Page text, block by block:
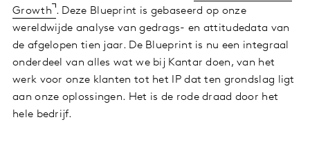
Growth . Deze Blueprint is gebaseerd op onze
wereldwijde analyse van gedrags- en attitudedata van
de afgelopen tien jaar. De Blueprint is nu een integraal
onderdeel van alles wat we bij Kantar doen, van het
werk voor onze klanten tot het IP dat ten grondslag ligt
aan onze oplossingen. Het is de rode draad door het
hele bedrijf.